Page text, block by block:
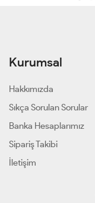
Kurumsal
Hakkımızda
Sıkça Sorulan Sorular
Banka Hesaplarımız
Sipariş Takibi
İletişim